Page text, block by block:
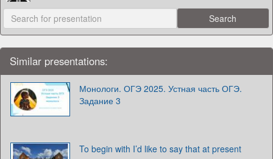
Similar presentations:
Монологи. ОГЭ 2025. Устная часть ОГЭ.
Задание 3
To begin with I’d like to say that at present